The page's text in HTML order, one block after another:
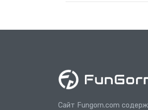
Сайт Fungorn.com